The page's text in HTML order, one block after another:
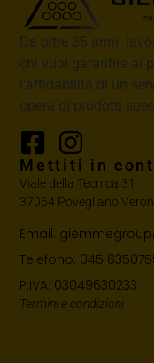
Da oltre 35 anni
chi vuol garantire ai
l’affidabilità di un
opera di prodotti
Mettiti in
Viale della Tecnica 31
37064 Povegliano
Email:
Telefono: 045
P.IVA: 03049630233
Termini e condizioni